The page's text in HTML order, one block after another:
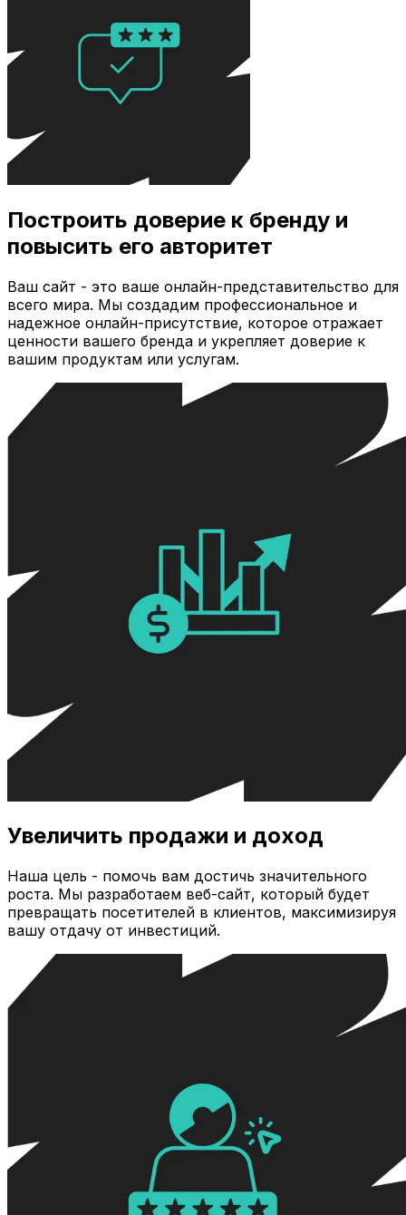
Построить доверие к бренду и
повысить его авторитет
Ваш сайт - это ваше онлайн-представительство для
всего мира. Мы создадим профессиональное и
надежное онлайн-присутствие, которое отражает
ценности вашего бренда и укрепляет доверие к
вашим продуктам или услугам.
Увеличить продажи и доход
Наша цель - помочь вам достичь значительного
роста. Мы разработаем веб-сайт, который будет
превращать посетителей в клиентов, максимизируя
вашу отдачу от инвестиций.